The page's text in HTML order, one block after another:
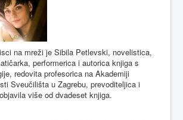
na mreži je Sibila Petlevski, novelistica,
performerica i autorica knjiga s
redovita profesorica na Akademiji
Sveučilišta u Zagrebu, prevoditeljica i
više od dvadeset knjiga.